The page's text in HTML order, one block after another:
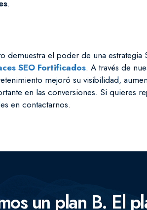
.
demuestra el poder de una
SEO Fortificados. A través de
mejoró su visibilidad,
en las conversiones. Si quieres
en contactarnos.
un plan B. El